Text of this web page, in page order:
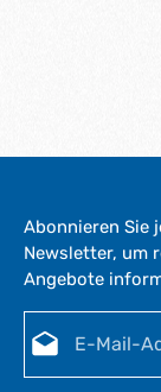
Abonnieren Sie
Newsletter, um
Angebote